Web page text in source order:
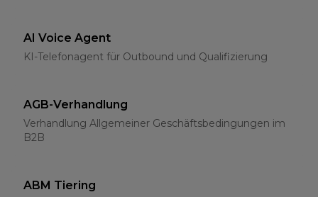
AI Voice Agent
KI-Telefonagent für Outbound und Qualifizierung
AGB-Verhandlung
Verhandlung Allgemeiner Geschäftsbedingungen im
B2B
ABM Tiering